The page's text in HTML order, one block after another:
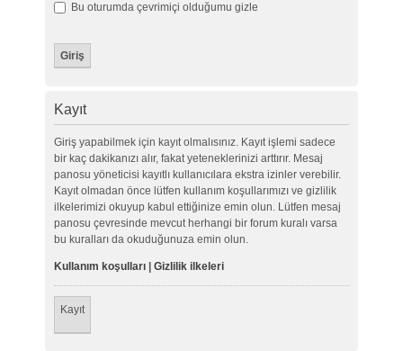
Bu oturumda çevrimiçi olduğumu gizle
Kayıt
Giriş yapabilmek için kayıt olmalısınız. Kayıt işlemi sadece
bir kaç dakikanızı alır, fakat yeteneklerinizi arttırır. Mesaj
panosu yöneticisi kayıtlı kullanıcılara ekstra izinler verebilir.
Kayıt olmadan önce lütfen kullanım koşullarımızı ve gizlilik
ilkelerimizi okuyup kabul ettiğinize emin olun. Lütfen mesaj
panosu çevresinde mevcut herhangi bir forum kuralı varsa
bu kuralları da okuduğunuza emin olun.
Kullanım koşulları| Gizlilik ilkeleri
Kayıt